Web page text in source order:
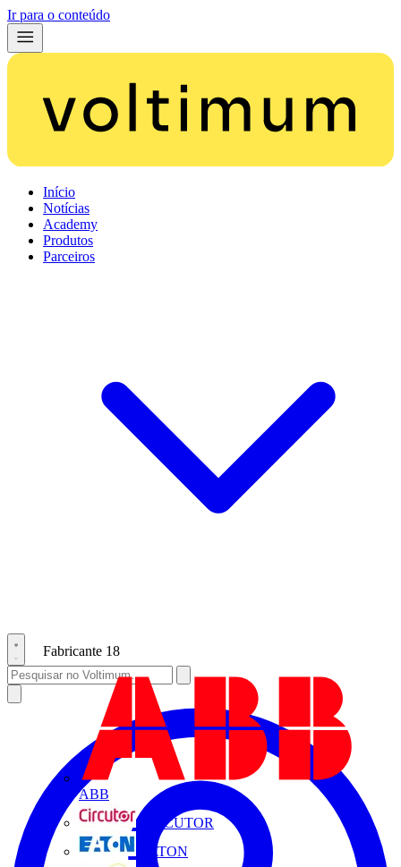
Ir para o conteúdo
Início
Notícias
Academy
Produtos
Parceiros
Fabricante 18
ABB
CIRCUTOR
EATON